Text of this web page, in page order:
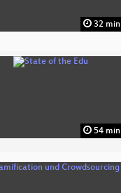
32 min
54 min